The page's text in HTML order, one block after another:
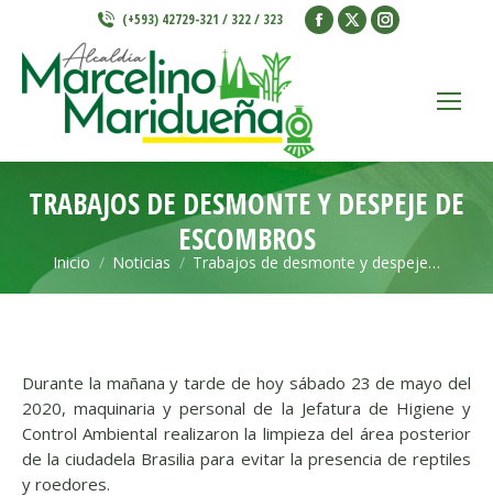
(+593) 42729-321 / 322 / 323
Facebook
window
X
window
Instagram
window
TRABAJOS DE DESMONTE Y DESPEJE DE
ESCOMBROS
Estás aquí:
Inicio Noticias Trabajos de desmonte y despeje…
Durante la mañana y tarde de hoy sábado 23 de mayo del
2020, maquinaria y personal de la Jefatura de Higiene y
Control Ambiental realizaron la limpieza del área posterior
de la ciudadela Brasilia para evitar la presencia de reptiles
y roedores.